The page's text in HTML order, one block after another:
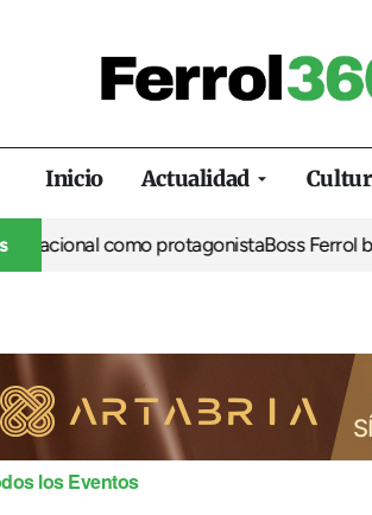
Inicio Actualidad
nacional como protagonistaBoss Ferrol
los Eventos